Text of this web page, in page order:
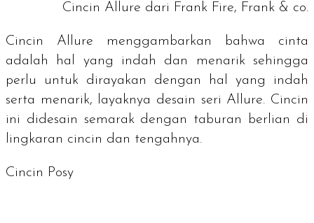
Cincin Allure dari Frank Fire, Frank & co.
Cincin Allure menggambarkan bahwa cinta
adalah hal yang indah dan menarik sehingga
perlu untuk dirayakan dengan hal yang indah
serta menarik, layaknya desain seri Allure. Cincin
ini didesain semarak dengan taburan berlian di
lingkaran cincin dan tengahnya.
Cincin Posy